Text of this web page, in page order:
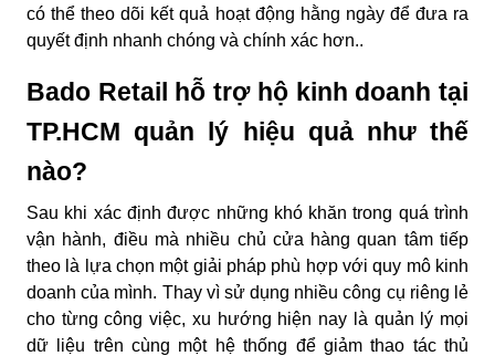
có thể theo dõi kết quả hoạt động hằng ngày để đưa ra
quyết định nhanh chóng và chính xác hơn..
Bado Retail hỗ trợ hộ kinh doanh tại
TP.HCM quản lý hiệu quả như thế
nào?
Sau khi xác định được những khó khăn trong quá trình
vận hành, điều mà nhiều chủ cửa hàng quan tâm tiếp
theo là lựa chọn một giải pháp phù hợp với quy mô kinh
doanh của mình. Thay vì sử dụng nhiều công cụ riêng lẻ
cho từng công việc, xu hướng hiện nay là quản lý mọi
dữ liệu trên cùng một hệ thống để giảm thao tác thủ